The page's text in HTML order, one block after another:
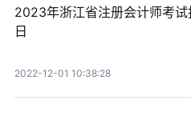
2023年浙江省注册会计师考
日
2022-12-01 10:38:28